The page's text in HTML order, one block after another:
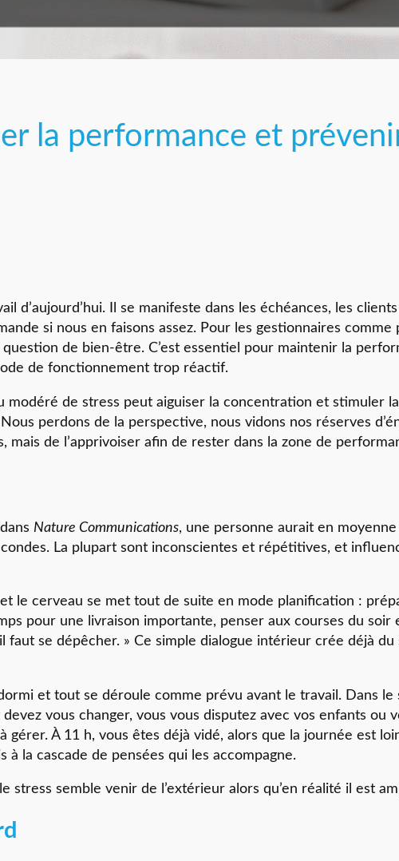
la performance et
d’aujourd’hui. Il se manifeste dans les échéances, les
si nous en faisons assez. Pour les gestionnaires comme
de bien-être. C’est essentiel pour maintenir la
de fonctionnement trop réactif.
modéré de stress peut aiguiser la concentration et stimuler
perdons de la perspective, nous vidons nos réserves
mais de l’apprivoiser afin de rester dans la zone de
Nature Communications, une personne aurait en moyenne
La plupart sont inconscientes et répétitives, et
le cerveau se met tout de suite en mode planification :
pour une livraison importante, penser aux courses du soir
se dépêcher. » Ce simple dialogue intérieur crée déjà
et tout se déroule comme prévu avant le travail. Dans le
vous changer, vous vous disputez avec vos enfants ou
À 11 h, vous êtes déjà vidé, alors que la journée est
la cascade de pensées qui les accompagne.
semble venir de l’extérieur alors qu’en réalité il est